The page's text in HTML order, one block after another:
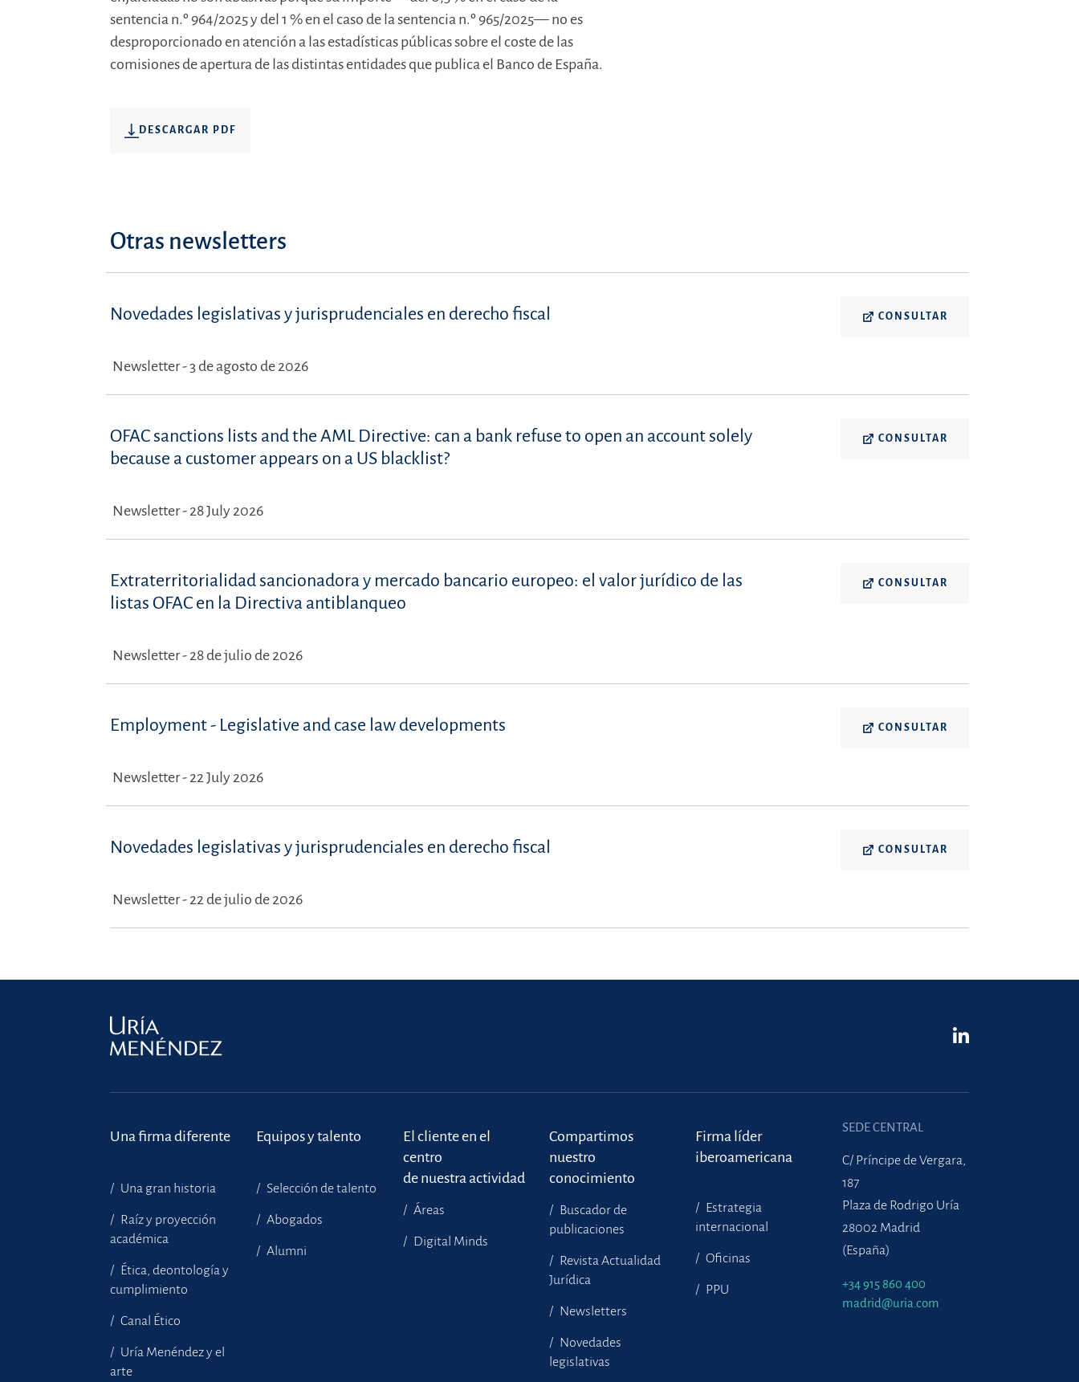
sentencia n.º 964/2025 y del 1 % en el caso de la sentencia n.º 965/2025— no es
desproporcionado en atención a las estadísticas públicas sobre el coste de las
comisiones de apertura de las distintas entidades que publica el Banco de España.
DESCARGAR PDF
Otras newsletters
Novedades legislativas y jurisprudenciales en derecho fiscal CONSULTAR
Newsletter - 3 de agosto de 2026
OFAC sanctions lists and the AML Directive: can a bank refuse to open an account solely
because a customer appears on a US blacklist?
CONSULTAR
Newsletter - 28 July 2026
Extraterritorialidad sancionadora y mercado bancario europeo: el valor jurídico de las
listas OFAC en la Directiva antiblanqueo
CONSULTAR
Newsletter - 28 de julio de 2026
Employment - Legislative and case law developments CONSULTAR
Newsletter - 22 July 2026
Novedades legislativas y jurisprudenciales en derecho fiscal CONSULTAR
Newsletter - 22 de julio de 2026
Una firma diferente
Una gran historia
Raíz y proyección
académica
Ética, deontología y
cumplimiento
Canal Ético
Uría Menéndez y el
arte
Equipos y talento
Selección de talento
Abogados
Alumni
El cliente en el
centro
de nuestra actividad
Áreas
Digital Minds
Compartimos
nuestro
conocimiento
Buscador de
publicaciones
Revista Actualidad
Jurídica
Newsletters
Novedades
legislativas
Firma líder
iberoamericana
Estrategia
internacional
Oficinas
PPU
SEDE CENTRAL
C/ Príncipe de Vergara,
187
Plaza de Rodrigo Uría
28002 Madrid
(España)
+34 915 860 400
madrid@uria.com